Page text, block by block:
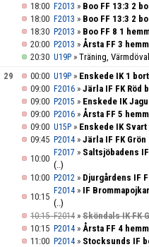
18:00 F2013 » Boo FF 13:3 2
18:00 F2013 » Boo FF 13:3 2
18:30 P2013 » Boo FF 8 1
20:00 P2013 » Årsta FF 3
20:30 U19P » Träning,
29
00:00 U19P » Enskede IK 1
09:00 F2016 » Järla IF FK Röd
09:00 P2015 » Enskede IK
09:00 P2016 » Årsta FF 5
09:00 U15P » Enskede IK
09:45 P2014 » Järla IF FK
10:00
F2017 » Saltsjöbadens
(..)
10:00 P2012 » Djurgårdens IF
10:15
F2014 » IF
(..)
10:15F2014 » Sköndals IK FK
10:15 P2014 » Årsta FF 4
11:00 P2014 » Stocksunds IF